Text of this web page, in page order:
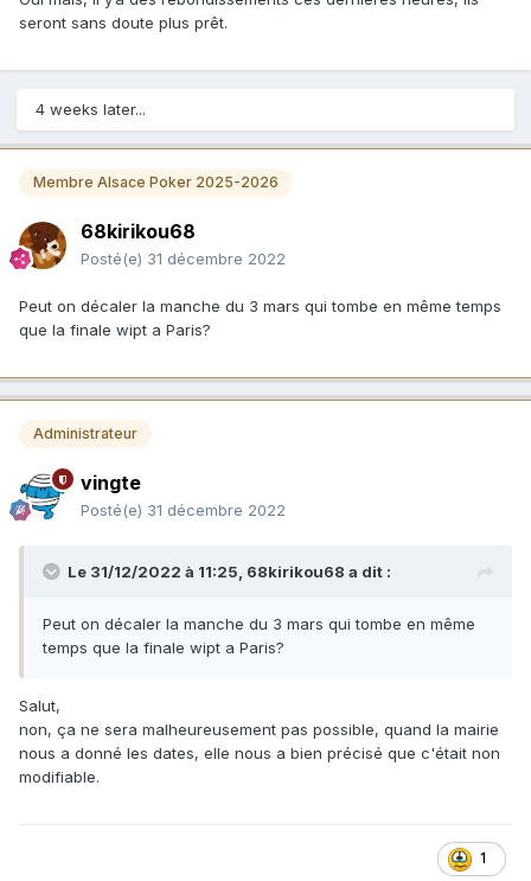
seront sans doute plus prêt.
4 weeks later...
Membre Alsace Poker 2025-2026
68kirikou68
Posté(e) 31 décembre 2022
Peut on décaler la manche du 3 mars qui tombe en même temps
que la finale wipt a Paris?
Administrateur
vingte
Posté(e) 31 décembre 2022
Le 31/12/2022 à 11:25, 68kirikou68 a dit :
Peut on décaler la manche du 3 mars qui tombe en même
temps que la finale wipt a Paris?
Salut,
non, ça ne sera malheureusement pas possible, quand la mairie
nous a donné les dates, elle nous a bien précisé que c'était non
modifiable.
1